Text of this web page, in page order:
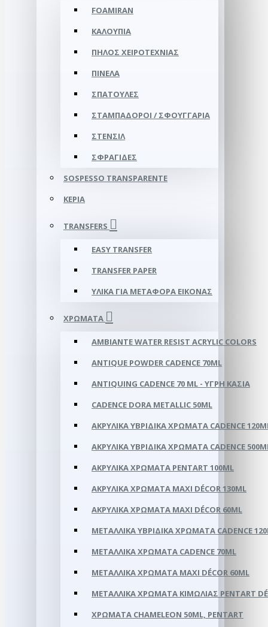
FOAMIRAN
ΚΑΛΟΎΠΙΑ
ΠΗΛΌΣ ΧΕΙΡΟΤΕΧΝΊΑΣ
ΠΙΝΈΛΑ
ΣΠΆΤΟΥΛΕΣ
ΣΤΑΜΠΑΔΌΡΟΙ / ΣΦΟΥΓΓΆΡΙΑ
ΣΤΈΝΣΙΛ
ΣΦΡΑΓΊΔΕΣ
SOSPESSO TRANSPARENTE
ΚΕΡΙΆ
TRANSFERS
EASY TRANSFER
TRANSFER PAPER
ΥΛΙΚΆ ΓΙΑ ΜΕΤΑΦΟΡΆ ΕΙΚΌΝΑΣ
ΧΡΏΜΑΤΑ
AMBIANTE WATER RESIST ACRYLIC COLORS
ANTIQUE POWDER CADENCE 70ML
ANTIQUING CADENCE 70 ML - ΥΓΡΉ ΚΑΣΙΆ
CADENCE DORA METALLIC 50ML
ΑΚΡΥΛΙΚΑ ΥΒΡΙΔΙΚΆ ΧΡΏΜΑΤΑ CADENCE
ΑΚΡΥΛΙΚΑ ΥΒΡΙΔΙΚΆ ΧΡΏΜΑΤΑ CADENCE
ΑΚΡΥΛΙΚΆ ΧΡΏΜΑΤΑ PENTART 100ML
ΑΚΡΥΛΙΚΆ ΧΡΏΜΑΤΑ ΜΑΧΙ DÉCOR 130ML
ΑΚΡΥΛΙΚΆ ΧΡΏΜΑΤΑ ΜΑΧΙ DÉCOR 60ML
ΜΕΤΑΛΛΙΚΆ ΥΒΡΙΔΙΚΆ ΧΡΏΜΑΤΑ CADENCE
ΜΕΤΑΛΛΙΚΆ ΧΡΏΜΑΤΑ CADENCE 70ML
ΜΕΤΑΛΛΙΚΆ ΧΡΏΜΑΤΑ MAXI DÉCOR 60ML
ΜΕΤΑΛΛΙΚΆ ΧΡΏΜΑΤΑ ΚΙΜΩΛΊΑΣ PENTART
ΧΡΏΜΑΤΑ CHAMELEON 50ML, PENTART